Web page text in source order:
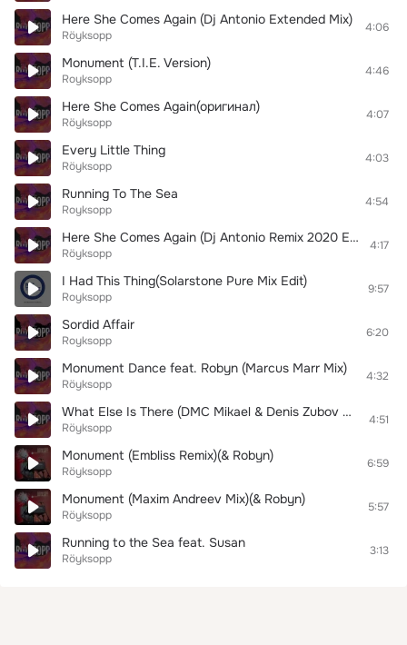
Here She Comes Again (Dj Antonio Extended Mix)
Röyksopp
4:06
Monument (T.I.E. Version)
Royksopp
4:46
Here She Comes Again(оригинал)
Röyksopp
4:07
Every Little Thing
Röyksopp
4:03
Running To The Sea
Royksopp
4:54
Here She Comes Again (Dj Antonio Remix 2020 Extended)
Röyksopp
4:17
I Had This Thing(Solarstone Pure Mix Edit)
Royksopp
9:57
Sordid Affair
Royksopp
6:20
Monument Dance feat. Robyn (Marcus Marr Mix)
Röyksopp
4:32
What Else Is There (DMC Mikael & Denis Zubov Remix)
Röyksopp
4:51
Monument (Embliss Remix)(& Robyn)
Röyksopp
6:59
Monument (Maxim Andreev Mix)(& Robyn)
Röyksopp
5:57
Running to the Sea feat. Susan
Röyksopp
3:13